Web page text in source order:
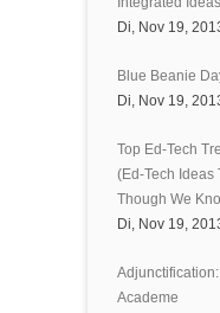
Di, Nov 19,
Blue Beanie
Di, Nov 19,
Top Ed-Tech
(Ed-Tech Ideas
Though We
Di, Nov 19,
Academe